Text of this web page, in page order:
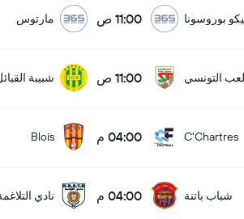
بوروسونا 11:00 ص مارتوس
التونسي 11:00 ص شبيبة
C'Chartres 04:00 م Blois
شباب باتنة 04:00 م نادي